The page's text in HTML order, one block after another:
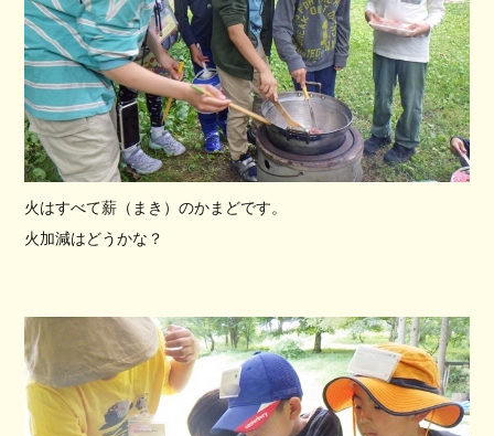
火はすべて薪（まき）のかまどです。
火加減はどうかな？